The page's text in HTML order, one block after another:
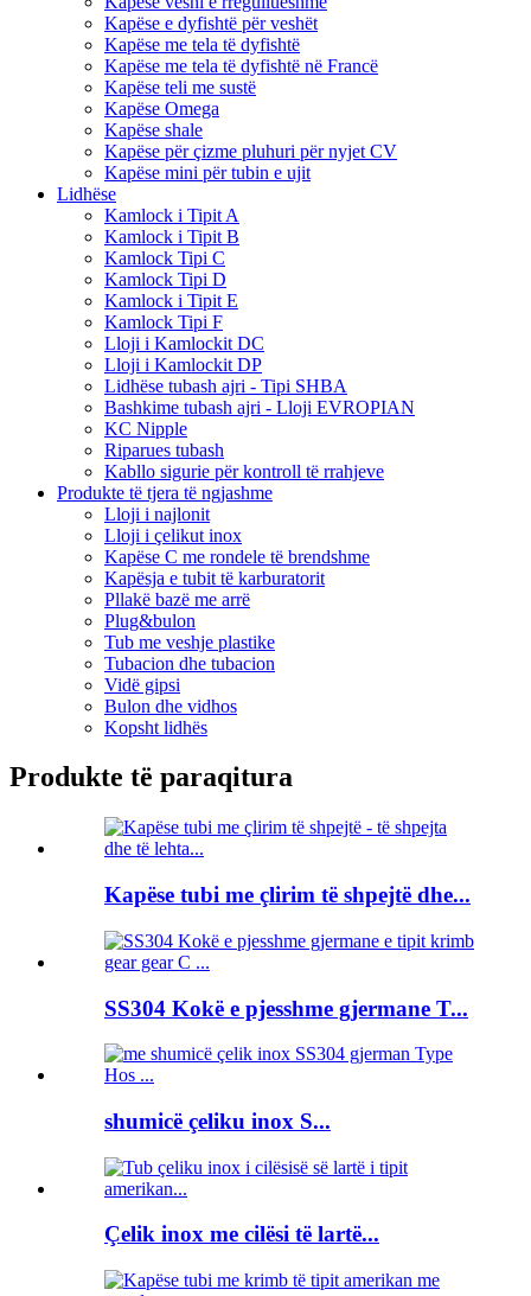
Kapëse e dyfishtë për veshët
Kapëse me tela të dyfishtë
Kapëse me tela të dyfishtë në Francë
Kapëse teli me sustë
Kapëse Omega
Kapëse shale
Kapëse për çizme pluhuri për nyjet CV
Kapëse mini për tubin e ujit
Lidhëse
Kamlock i Tipit A
Kamlock i Tipit B
Kamlock Tipi C
Kamlock Tipi D
Kamlock i Tipit E
Kamlock Tipi F
Lloji i Kamlockit DC
Lloji i Kamlockit DP
Lidhëse tubash ajri - Tipi SHBA
Bashkime tubash ajri - Lloji EVROPIAN
KC Nipple
Riparues tubash
Kabllo sigurie për kontroll të rrahjeve
Produkte të tjera të ngjashme
Lloji i najlonit
Lloji i çelikut inox
Kapëse C me rondele të brendshme
Kapësja e tubit të karburatorit
Pllakë bazë me arrë
Plug&bulon
Tub me veshje plastike
Tubacion dhe tubacion
Vidë gipsi
Bulon dhe vidhos
Kopsht lidhës
Produkte të paraqitura
Kapëse tubi me çlirim të shpejtë dhe...
SS304 Kokë e pjesshme gjermane T...
shumicë çeliku inox S...
Çelik inox me cilësi të lartë...